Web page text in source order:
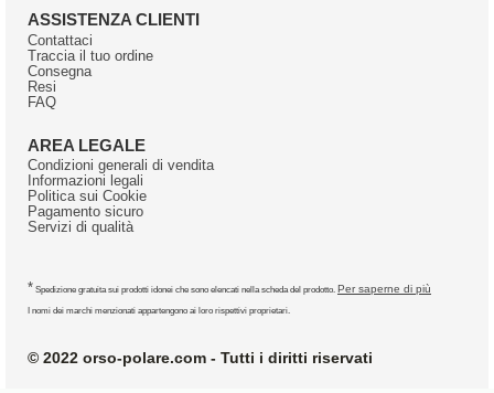
ASSISTENZA CLIENTI
Contattaci
Traccia il tuo ordine
Consegna
Resi
FAQ
AREA LEGALE
Condizioni generali di vendita
Informazioni legali
Politica sui Cookie
Pagamento sicuro
Servizi di qualità
* Spedizione gratuita sui prodotti idonei che sono elencati nella scheda del prodotto. Per saperne di più
I nomi dei marchi menzionati appartengono ai loro rispettivi proprietari.
© 2022 orso-polare.com - Tutti i diritti riservati